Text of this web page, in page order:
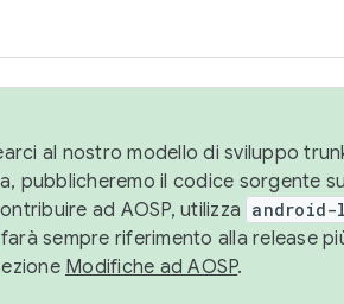
al nostro modello di sviluppo
pubblicheremo il codice sorgente
ad AOSP, utilizza
farà sempre riferimento alla release
Modifiche ad AOSP.